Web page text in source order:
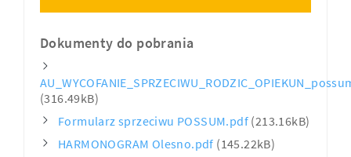
Dokumenty do pobrania
(316.49kB)
Formularz sprzeciwu POSSUM.pdf (213.16kB)
HARMONOGRAM Olesno.pdf (145.22kB)